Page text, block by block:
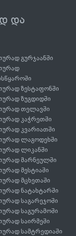
და
გურჯაანში
ზესტაფონში
ზუგდიდში
თელავში
კაჭრეთში
კვარიათში
ლაგოდეხში
ლიკანში
მარნეულში
მესტიაში
მცხეთაში
ნატახტარში
საგარეჯოში
საგურამოში
საირმეში
სამტრედიაში